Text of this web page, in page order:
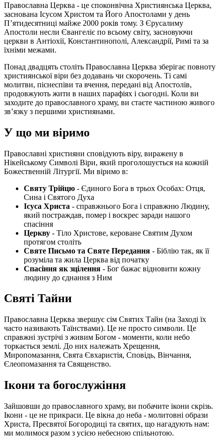
Православна Церква - це споконвічна Християнська Церква,
заснована Ісусом Христом та Його Апостолами у день
П’ятидесятниці майже 2000 років тому. З Єрусалиму
Апостоли несли Євангеліє по всьому світу, засновуючи
церкви в Антіохії, Константинополі, Александрії, Римі та за
їхніми межами.
Понад двадцять століть Православна Церква зберігає повноту
християнської віри без додавань чи скорочень. Ті самі
молитви, піснеспіви та вчення, передані від Апостолів,
продовжують жити в наших парафіях і сьогодні. Коли ви
заходите до православного храму, ви стаєте частиною живого
зв’язку з першими християнами.
У що ми віримо
Православні християни сповідують віру, виражену в
Нікейському Символі Віри, який проголошується на кожній
Божественній Літургії. Ми віримо в:
Святу Трійцю - Єдиного Бога в трьох Особах: Отця,
Сина і Святого Духа
Ісуса Христа - справжнього Бога і справжню Людину,
який постраждав, помер і воскрес заради нашого
спасіння
Церкву - Тіло Христове, кероване Святим Духом
протягом століть
Святе Письмо та Святе Передання - Біблію так, як її
розуміла та жила Церква від початку
Спасіння як зцілення - Бог бажає відновити кожну
людину до єднання з Ним
Святі Тайни
Православна Церква звершує сім Святих Тайн (на Заході їх
часто називають Таїнствами). Це не просто символи. Це
справжні зустрічі з живим Богом - моменти, коли небо
торкається землі. До них належать Хрещення,
Миропомазання, Свята Євхаристія, Сповідь, Вінчання,
Єлеопомазання та Священство.
Ікони та богослужіння
Зайшовши до православного храму, ви побачите ікони скрізь.
Ікони - це не прикраси. Це вікна до неба - молитовні образи
Христа, Пресвятої Богородиці та святих, що нагадують нам:
ми молимося разом з усією небесною спільнотою.